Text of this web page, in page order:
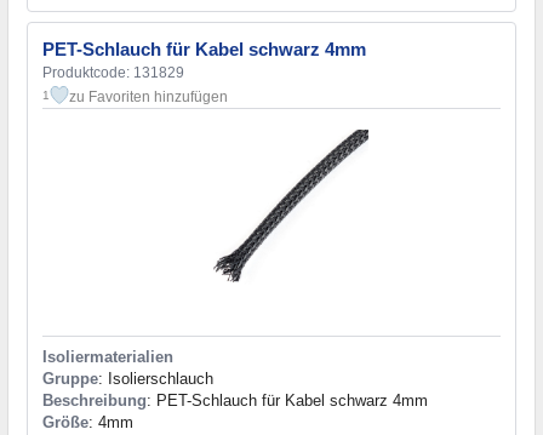
PET-Schlauch für Kabel schwarz 4mm
Produktcode: 131829
1 zu Favoriten hinzufügen
Isoliermaterialien
Gruppe: Isolierschlauch
Beschreibung: PET-Schlauch für Kabel schwarz 4mm
Größe: 4mm